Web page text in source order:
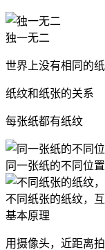
独一无二
世界上没有相同的
纸纹和纸张的关系
每张纸都有纸纹
同一张纸的不同位
不同纸张的纸纹，
基本原理
用摄像头，近距离